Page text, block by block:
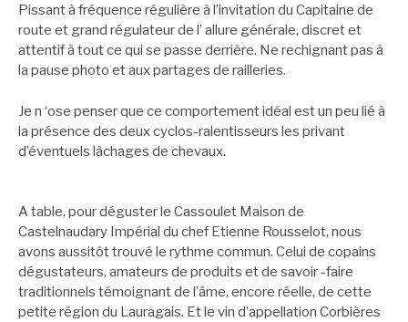
Pissant à fréquence régulière à l’invitation du Capitaine de
route et grand régulateur de l’ allure générale, discret et
attentif à tout ce qui se passe derrière. Ne rechignant pas à
la pause photo et aux partages de railleries.
Je n ‘ose penser que ce comportement idéal est un peu lié à
la présence des deux cyclos-ralentisseurs les privant
d’éventuels lâchages de chevaux.
A table, pour déguster le Cassoulet Maison de
Castelnaudary Impérial du chef Etienne Rousselot, nous
avons aussitôt trouvé le rythme commun. Celui de copains
dégustateurs, amateurs de produits et de savoir -faire
traditionnels témoignant de l’âme, encore réelle, de cette
petite région du Lauragais. Et le vin d’appellation Corbières